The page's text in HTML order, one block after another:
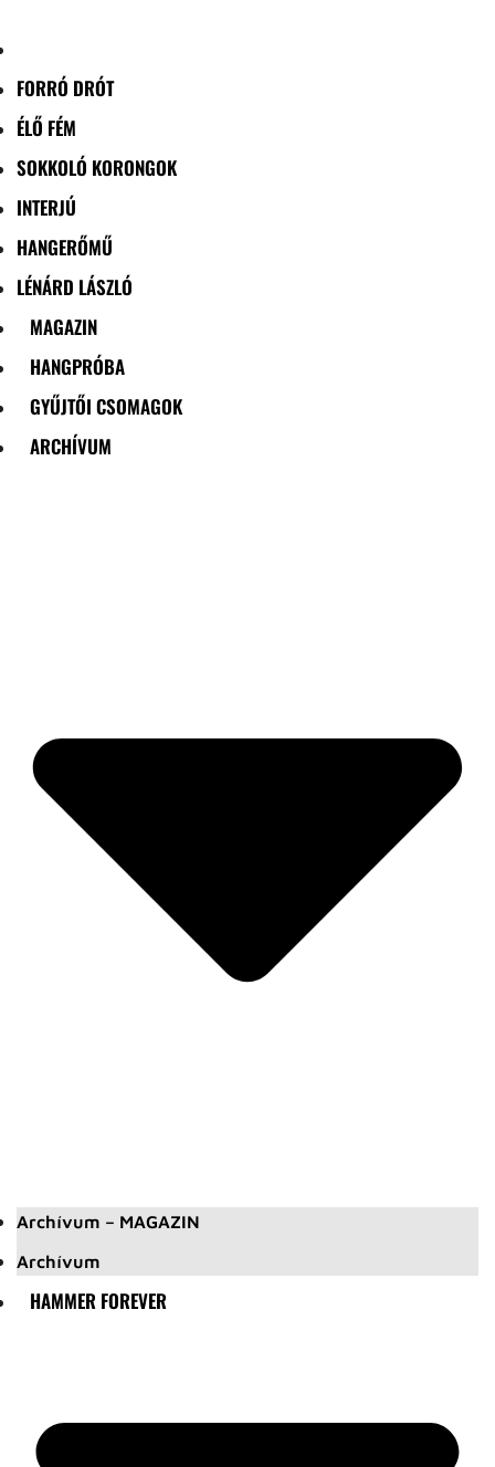
FORRÓ DRÓT
ÉLŐ FÉM
SOKKOLÓ KORONGOK
INTERJÚ
HANGERŐMŰ
LÉNÁRD LÁSZLÓ
MAGAZIN
HANGPRÓBA
GYŰJTŐI CSOMAGOK
ARCHÍVUM
Archívum – MAGAZIN
Archívum
HAMMER FOREVER